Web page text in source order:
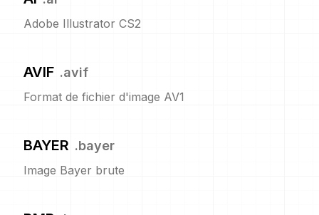
Adobe Illustrator CS2
AVIF .avif
Format de fichier d'image AV1
BAYER .bayer
Image Bayer brute